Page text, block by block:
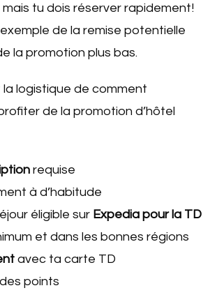
tu dois réserver rapidement!
de la remise potentielle
la promotion plus bas.
la logistique de comment
de la promotion d’hôtel
requise
à d’habitude
éligible sur Expedia pour la TD
et dans les bonnes régions
avec ta carte TD
points